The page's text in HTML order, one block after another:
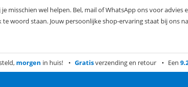
misschien wel helpen. Bel, mail of WhatsApp ons voor advies
woord staan. Jouw persoonlijke shop-ervaring staat bij ons
morgen in huis! Gratisverzending en retour Een